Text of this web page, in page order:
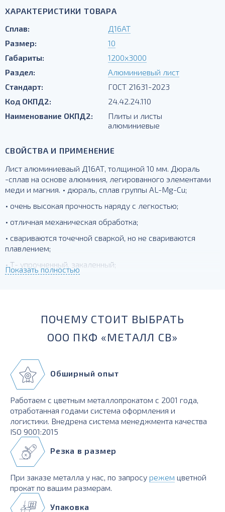
ХАРАКТЕРИСТИКИ ТОВАРА
Сплав:
Д16АТ
Размер:
10
Габариты:
1200х3000
Раздел:
Алюминиевый лист
Стандарт:
ГОСТ 21631-2023
Код ОКПД2:
24.42.24.110
Наименование ОКПД2:
Плиты и листы
алюминиевые
СВОЙСТВА И ПРИМЕНЕНИЕ
Лист алюминиеваый Д16АТ, толщиной 10 мм. Дюраль
-сплав на основе алюминия, легированного элементами
меди и магния. • дюраль, сплав группы AL-Mg-Cu;
• очень высокая прочность наряду с легкостью;
• отличная механическая обработка;
• свариваются точечной сваркой, но не свариваются
плавлением;
• Т- упрочненный, закаленный;
Показать полностью
ПОЧЕМУ СТОИТ ВЫБРАТЬ
ООО ПКФ «МЕТАЛЛ СВ»
Обширный опыт
Работаем с цветным металлопрокатом с 2001 года,
отработанная годами система оформления и
логистики. Внедрена система менеджмента качества
ISO 9001:2015
Резка в размер
При заказе металла у нас, по запросу режем цветной
прокат по вашим размерам.
Упаковка